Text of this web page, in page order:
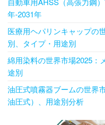
年-2031年
医療用ヘパリンキャップの
別、タイプ・用途別
綿用染料の世界市場2025：
途別
油圧式噴霧器ブームの世界
油圧式）、用途別分析